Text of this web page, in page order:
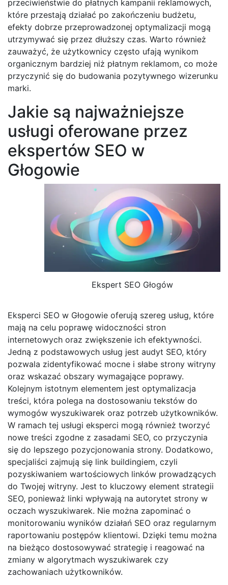
przeciwieństwie do płatnych kampanii reklamowych,
które przestają działać po zakończeniu budżetu,
efekty dobrze przeprowadzonej optymalizacji mogą
utrzymywać się przez dłuższy czas. Warto również
zauważyć, że użytkownicy często ufają wynikom
organicznym bardziej niż płatnym reklamom, co może
przyczynić się do budowania pozytywnego wizerunku
marki.
Jakie są najważniejsze
usługi oferowane przez
ekspertów SEO w
Głogowie
Ekspert SEO Głogów
Eksperci SEO w Głogowie oferują szereg usług, które
mają na celu poprawę widoczności stron
internetowych oraz zwiększenie ich efektywności.
Jedną z podstawowych usług jest audyt SEO, który
pozwala zidentyfikować mocne i słabe strony witryny
oraz wskazać obszary wymagające poprawy.
Kolejnym istotnym elementem jest optymalizacja
treści, która polega na dostosowaniu tekstów do
wymogów wyszukiwarek oraz potrzeb użytkowników.
W ramach tej usługi eksperci mogą również tworzyć
nowe treści zgodne z zasadami SEO, co przyczynia
się do lepszego pozycjonowania strony. Dodatkowo,
specjaliści zajmują się link buildingiem, czyli
pozyskiwaniem wartościowych linków prowadzących
do Twojej witryny. Jest to kluczowy element strategii
SEO, ponieważ linki wpływają na autorytet strony w
oczach wyszukiwarek. Nie można zapominać o
monitorowaniu wyników działań SEO oraz regularnym
raportowaniu postępów klientowi. Dzięki temu można
na bieżąco dostosowywać strategię i reagować na
zmiany w algorytmach wyszukiwarek czy
zachowaniach użytkowników.